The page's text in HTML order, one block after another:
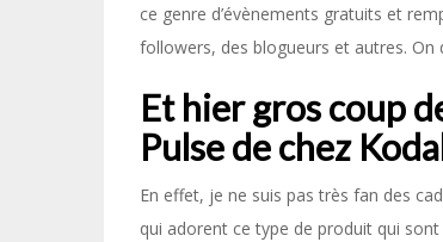
ce genre d’évènements gratuits et
followers, des blogueurs et autres. On
Et hier gros coup
Pulse de chez
En effet, je ne suis pas très fan des
qui adorent ce type de produit qui